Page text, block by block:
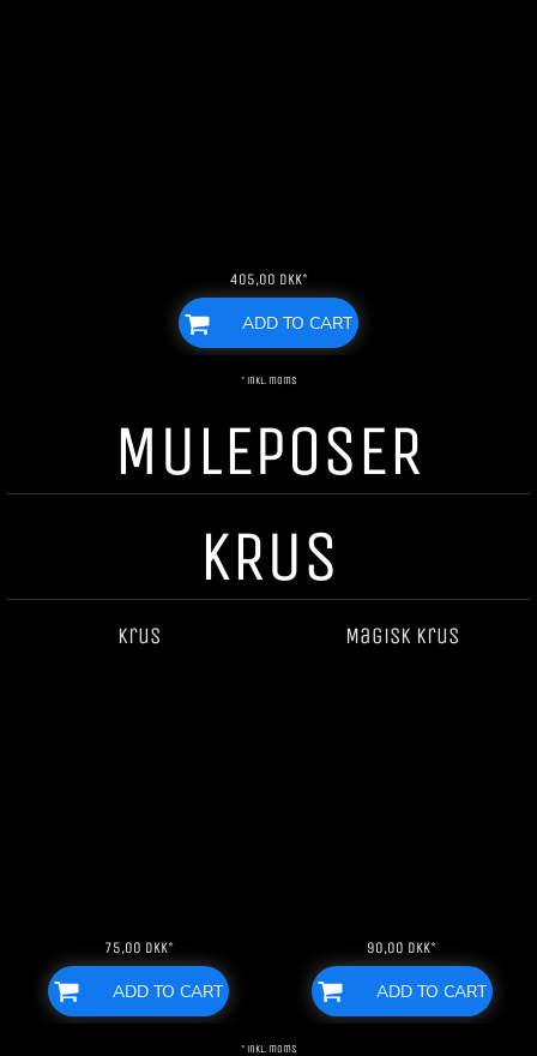
405,00 DKK*
ADD TO CART
* inkl. moms
MULEPOSER
KRUS
Krus
75,00 DKK*
ADD TO CART
Magisk krus
90,00 DKK*
ADD TO CART
* inkl. moms